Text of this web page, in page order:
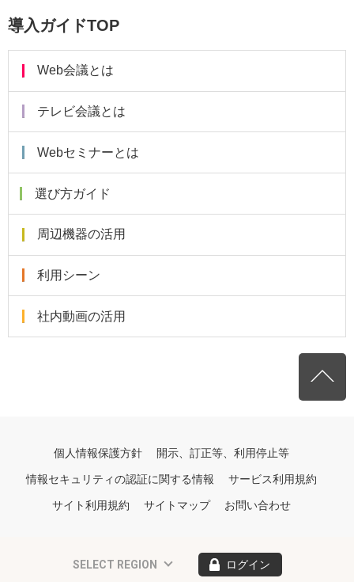
導入ガイドTOP
Web会議とは
テレビ会議とは
Webセミナーとは
選び方ガイド
周辺機器の活用
利用シーン
社内動画の活用
個人情報保護方針 開示、訂正等、利用停止等
情報セキュリティの認証に関する情報 サービス利用規約
サイト利用規約 サイトマップ お問い合わせ
SELECT REGION ログイン